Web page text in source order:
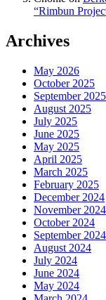
“Rimbun
Archives
May 2026
October 2025
September 2025
August 2025
July 2025
June 2025
May 2025
April 2025
March 2025
February 2025
December 2024
November 2024
October 2024
September 2024
August 2024
July 2024
June 2024
May 2024